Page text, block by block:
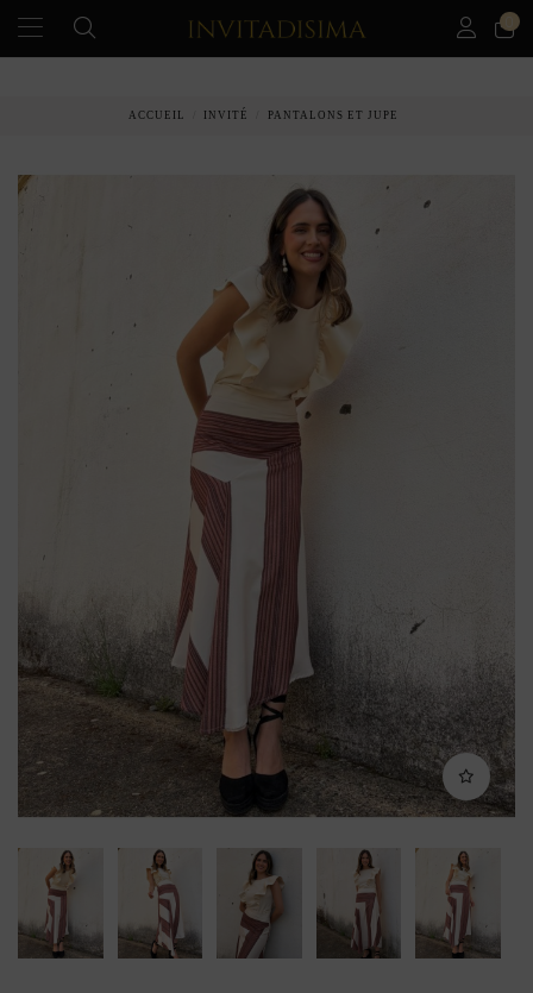
ACCUEIL INVITÉ PANTALONS ET JUPE